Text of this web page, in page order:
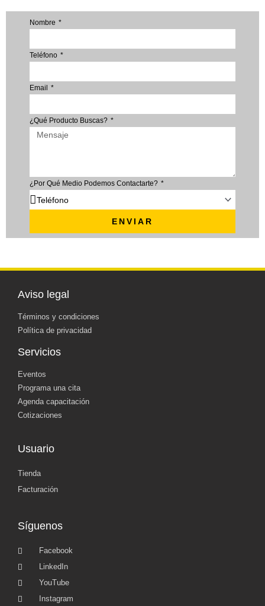
Nombre
Teléfono
Email
¿Qué Producto Buscas?
¿Por Qué Medio Podemos Contactarte?
ENVIAR
Aviso legal
Términos y condiciones
Política de privacidad
Servicios
Eventos
Programa una cita
Agenda capacitación
Cotizaciones
Usuario
Tienda
Facturación
Síguenos
Facebook
LinkedIn
YouTube
Instagram